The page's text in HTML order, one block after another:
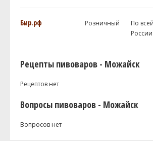
Бир.рф Розничный
По всей
России
Рецепты пивоваров - Можайск
Рецептов нет
Вопросы пивоваров - Можайск
Вопросов нет